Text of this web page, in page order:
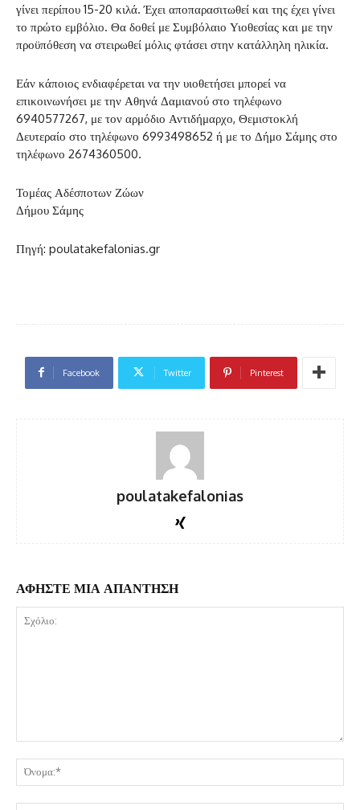
γίνει περίπου 15-20 κιλά. Έχει αποπαρασιτωθεί και της έχει γίνει
το πρώτο εμβόλιο. Θα δοθεί με Συμβόλαιο Υιοθεσίας και με την
προϋπόθεση να στειρωθεί μόλις φτάσει στην κατάλληλη ηλικία.
Εάν κάποιος ενδιαφέρεται να την υιοθετήσει μπορεί να
επικοινωνήσει με την Αθηνά Δαμιανού στο τηλέφωνο
6940577267, με τον αρμόδιο Αντιδήμαρχο, Θεμιστοκλή
Δευτεραίο στο τηλέφωνο 6993498652 ή με το Δήμο Σάμης στο
τηλέφωνο 2674360500.
Τομέας Αδέσποτων Ζώων
Δήμου Σάμης
Πηγή: poulatakefalonias.gr
Facebook Twitter Pinterest
poulatakefalonias
ΑΦΗΣΤΕ ΜΙΑ ΑΠΑΝΤΗΣΗ